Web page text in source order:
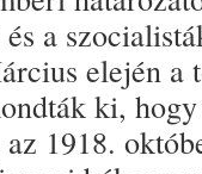
a
elején a
ki,
1918.